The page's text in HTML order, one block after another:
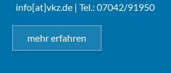
info[at]vkz.de | Tel.: 07042/91950
mehr erfahren